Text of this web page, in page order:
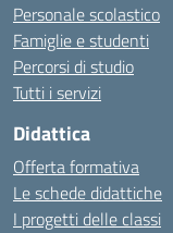
Personale scolastico
Famiglie e studenti
Percorsi di studio
Tutti i servizi
Didattica
Offerta formativa
Le schede didattiche
I progetti delle classi